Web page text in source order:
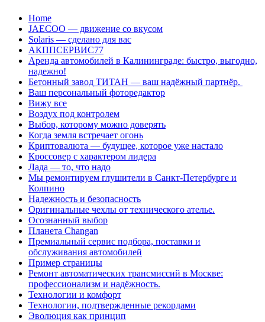
Перейти
содержанию
Home
JAECOO — движение со вкусом
Solaris — сделано для вас
АКППСЕРВИС77
Аренда автомобилей в Калининграде: быстро, выгодно,
надежно!
Бетонный завод ТИТАН — ваш надёжный партнёр.
Ваш персональный фоторедактор
Вижу все
Воздух под контролем
Выбор, которому можно доверять
Когда земля встречает огонь
Криптовалюта — будущее, которое уже настало
Кроссовер с характером лидера
Лада — то, что надо
Мы ремонтируем глушители в Санкт-Петербурге и
Колпино
Надежность и безопасность
Оригинальные чехлы от технического ателье.
Осознанный выбор
Планета Changan
Премиальный сервис подбора, поставки и
обслуживания автомобилей
Пример страницы
Ремонт автоматических трансмиссий в Москве:
профессионализм и надёжность.
Технологии и комфорт
Технологии, подтвержденные рекордами
Эволюция как принцип